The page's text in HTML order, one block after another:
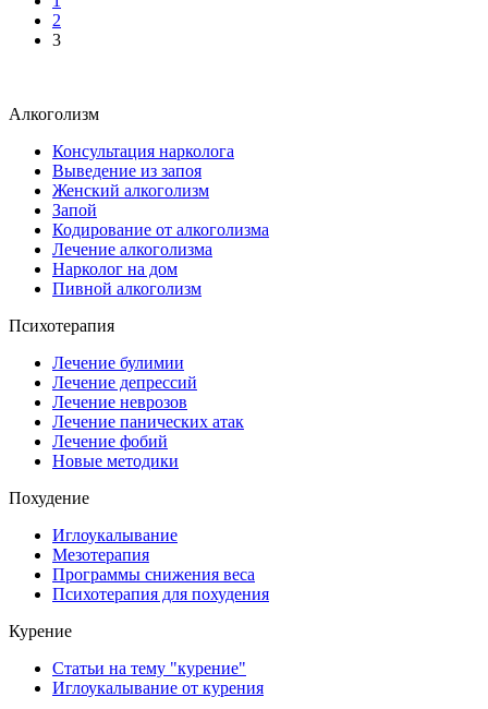
2
3
Алкоголизм
Консультация нарколога
Выведение из запоя
Женский алкоголизм
Запой
Кодирование от алкоголизма
Лечение алкоголизма
Нарколог на дом
Пивной алкоголизм
Психотерапия
Лечение булимии
Лечение депрессий
Лечение неврозов
Лечение панических атак
Лечение фобий
Новые методики
Похудение
Иглоукалывание
Мезотерапия
Программы снижения веса
Психотерапия для похудения
Курение
Статьи на тему "курение"
Иглоукалывание от курения